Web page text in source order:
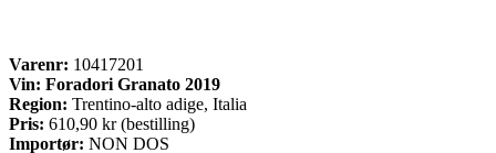
Varenr: 10417201
Vin: Foradori Granato 2019
Region: Trentino-alto adige, Italia
Pris: 610,90 kr (bestilling)
Importør: NON DOS